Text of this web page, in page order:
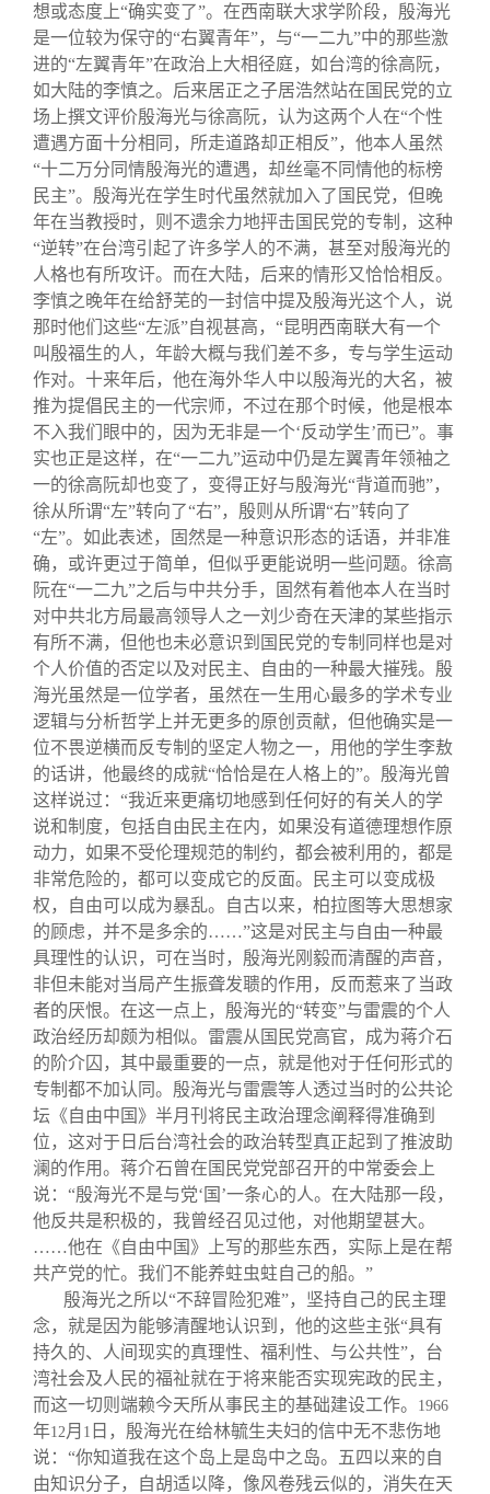
想或态度上“确实变了”。在西南联大求学阶段，殷海光
是一位较为保守的“右翼青年”，与“一二九”中的那些激
进的“左翼青年”在政治上大相径庭，如台湾的徐高阮，
如大陆的李慎之。后来居正之子居浩然站在国民党的立
场上撰文评价殷海光与徐高阮，认为这两个人在“个性
遭遇方面十分相同，所走道路却正相反”，他本人虽然
“十二万分同情殷海光的遭遇，却丝毫不同情他的标榜
民主”。殷海光在学生时代虽然就加入了国民党，但晚
年在当教授时，则不遗余力地抨击国民党的专制，这种
“逆转”在台湾引起了许多学人的不满，甚至对殷海光的
人格也有所攻讦。而在大陆，后来的情形又恰恰相反。
李慎之晚年在给舒芜的一封信中提及殷海光这个人，说
那时他们这些“左派”自视甚高，“昆明西南联大有一个
叫殷福生的人，年龄大概与我们差不多，专与学生运动
作对。十来年后，他在海外华人中以殷海光的大名，被
推为提倡民主的一代宗师，不过在那个时候，他是根本
不入我们眼中的，因为无非是一个‘反动学生’而已”。事
实也正是这样，在“一二九”运动中仍是左翼青年领袖之
一的徐高阮却也变了，变得正好与殷海光“背道而驰”，
徐从所谓“左”转向了“右”，殷则从所谓“右”转向了
“左”。如此表述，固然是一种意识形态的话语，并非准
确，或许更过于简单，但似乎更能说明一些问题。徐高
阮在“一二九”之后与中共分手，固然有着他本人在当时
对中共北方局最高领导人之一刘少奇在天津的某些指示
有所不满，但他也未必意识到国民党的专制同样也是对
个人价值的否定以及对民主、自由的一种最大摧残。殷
海光虽然是一位学者，虽然在一生用心最多的学术专业
逻辑与分析哲学上并无更多的原创贡献，但他确实是一
位不畏逆横而反专制的坚定人物之一，用他的学生李敖
的话讲，他最终的成就“恰恰是在人格上的”。殷海光曾
这样说过：“我近来更痛切地感到任何好的有关人的学
说和制度，包括自由民主在内，如果没有道德理想作原
动力，如果不受伦理规范的制约，都会被利用的，都是
非常危险的，都可以变成它的反面。民主可以变成极
权，自由可以成为暴乱。自古以来，柏拉图等大思想家
的顾虑，并不是多余的……”这是对民主与自由一种最
具理性的认识，可在当时，殷海光刚毅而清醒的声音，
非但未能对当局产生振聋发聩的作用，反而惹来了当政
者的厌恨。在这一点上，殷海光的“转变”与雷震的个人
政治经历却颇为相似。雷震从国民党高官，成为蒋介石
的阶介囚，其中最重要的一点，就是他对于任何形式的
专制都不加认同。殷海光与雷震等人透过当时的公共论
坛《自由中国》半月刊将民主政治理念阐释得准确到
位，这对于日后台湾社会的政治转型真正起到了推波助
澜的作用。蒋介石曾在国民党党部召开的中常委会上
说：“殷海光不是与党‘国’一条心的人。在大陆那一段，
他反共是积极的，我曾经召见过他，对他期望甚大。
……他在《自由中国》上写的那些东西，实际上是在帮
共产党的忙。我们不能养蛀虫蛀自己的船。”
殷海光之所以“不辞冒险犯难”，坚持自己的民主理
念，就是因为能够清醒地认识到，他的这些主张“具有
持久的、人间现实的真理性、福利性、与公共性”，台
湾社会及人民的福祉就在于将来能否实现宪政的民主，
而这一切则端赖今天所从事民主的基础建设工作。
1966
年12 月 1 日，殷海光在给林毓生夫妇的信中无不悲伤地
说：“你知道我在这个岛上是岛中之岛。五四以来的自
由知识分子，自胡适以降，像风卷残云似的，消失在天